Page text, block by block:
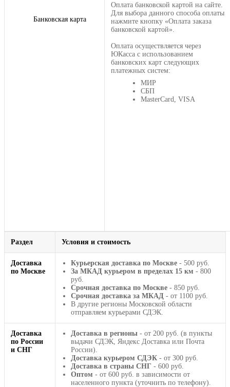
Банковская карта
Оплата банковской картой на сайте.
Для выбора данного способа оплаты
нажмите кнопку «Оплата заказа
банковской картой».
Оплата осуществляется через
ЮКасса с использованием
банковских карт следующих
платежных систем:
МИР
СБП
MasterCard, VISA
Раздел Условия и стоимость
Доставка
по Москве
Курьерская доставка по Москве - 500 руб.
За МКАД курьером в пределах 15 км - 800
руб.
Срочная доставка по Москве - 850 руб.
Срочная доставка за МКАД - от 1100 руб.
В другие регионы Московской области
отправляем курьерами СДЭК.
Доставка
по России
и СНГ
Доставка в регионы - от 200 руб. (в пункты
выдачи СДЭК, Яндекс Доставка или Почта
России).
Доставка курьером СДЭК - от 300 руб.
Доставка в страны СНГ - 600 руб.
Оптом - от 600 руб. в зависимости от
населенного пункта (уточнить по телефону).